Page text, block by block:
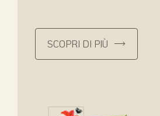
SCOPRI DI PIÙ